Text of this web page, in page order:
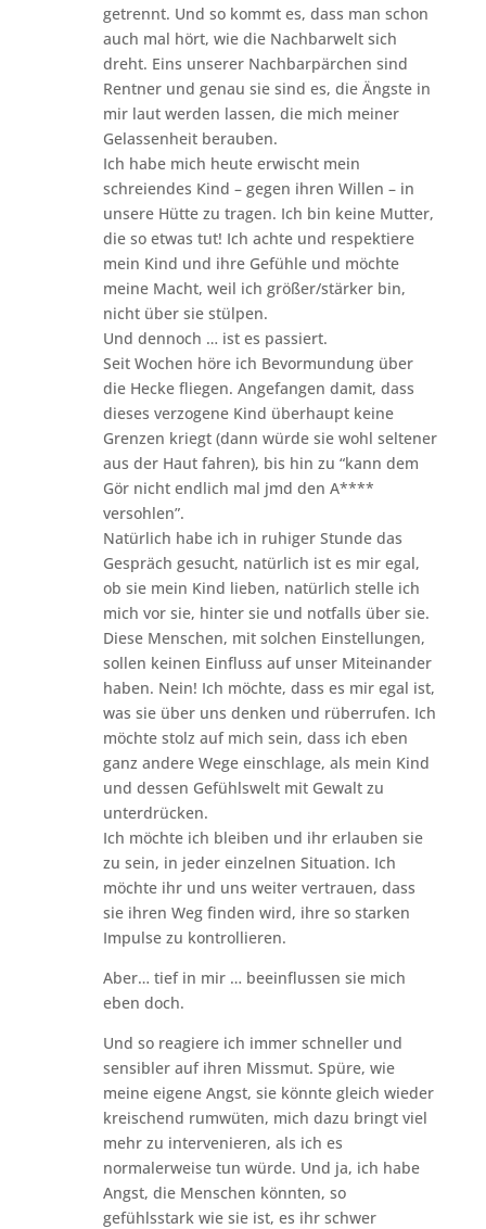
getrennt. Und so kommt es, dass man schon
auch mal hört, wie die Nachbarwelt sich
dreht. Eins unserer Nachbarpärchen sind
Rentner und genau sie sind es, die Ängste in
mir laut werden lassen, die mich meiner
Gelassenheit berauben.
Ich habe mich heute erwischt mein
schreiendes Kind – gegen ihren Willen – in
unsere Hütte zu tragen. Ich bin keine Mutter,
die so etwas tut! Ich achte und respektiere
mein Kind und ihre Gefühle und möchte
meine Macht, weil ich größer/stärker bin,
nicht über sie stülpen.
Und dennoch … ist es passiert.
Seit Wochen höre ich Bevormundung über
die Hecke fliegen. Angefangen damit, dass
dieses verzogene Kind überhaupt keine
Grenzen kriegt (dann würde sie wohl seltener
aus der Haut fahren), bis hin zu “kann dem
Gör nicht endlich mal jmd den A****
versohlen”.
Natürlich habe ich in ruhiger Stunde das
Gespräch gesucht, natürlich ist es mir egal,
ob sie mein Kind lieben, natürlich stelle ich
mich vor sie, hinter sie und notfalls über sie.
Diese Menschen, mit solchen Einstellungen,
sollen keinen Einfluss auf unser Miteinander
haben. Nein! Ich möchte, dass es mir egal ist,
was sie über uns denken und rüberrufen. Ich
möchte stolz auf mich sein, dass ich eben
ganz andere Wege einschlage, als mein Kind
und dessen Gefühlswelt mit Gewalt zu
unterdrücken.
Ich möchte ich bleiben und ihr erlauben sie
zu sein, in jeder einzelnen Situation. Ich
möchte ihr und uns weiter vertrauen, dass
sie ihren Weg finden wird, ihre so starken
Impulse zu kontrollieren.
Aber… tief in mir … beeinflussen sie mich
eben doch.
Und so reagiere ich immer schneller und
sensibler auf ihren Missmut. Spüre, wie
meine eigene Angst, sie könnte gleich wieder
kreischend rumwüten, mich dazu bringt viel
mehr zu intervenieren, als ich es
normalerweise tun würde. Und ja, ich habe
Angst, die Menschen könnten, so
gefühlsstark wie sie ist, es ihr schwer